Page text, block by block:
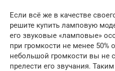
Если всё же в качестве
решите купить ламповую
его звуковые «ламповые»
при громкости не менее 50%
небольшой громкости вы не
прелести его звучания.